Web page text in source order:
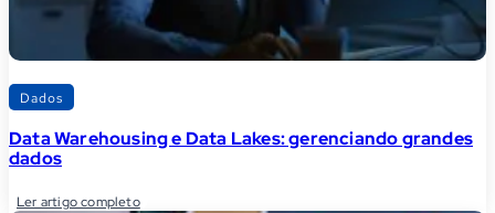
Dados
Data Warehousing e Data Lakes: gerenciando grandes
dados
Ler artigo completo